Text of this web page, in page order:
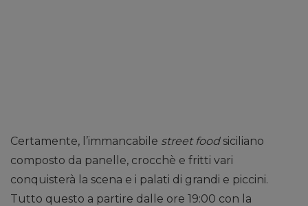
Certamente, l’immancabile street foodsiciliano
composto da panelle, crocchè e fritti vari
conquisterà la scena e i palati di grandi e piccini.
Tutto questo a partire dalle ore 19:00 con la